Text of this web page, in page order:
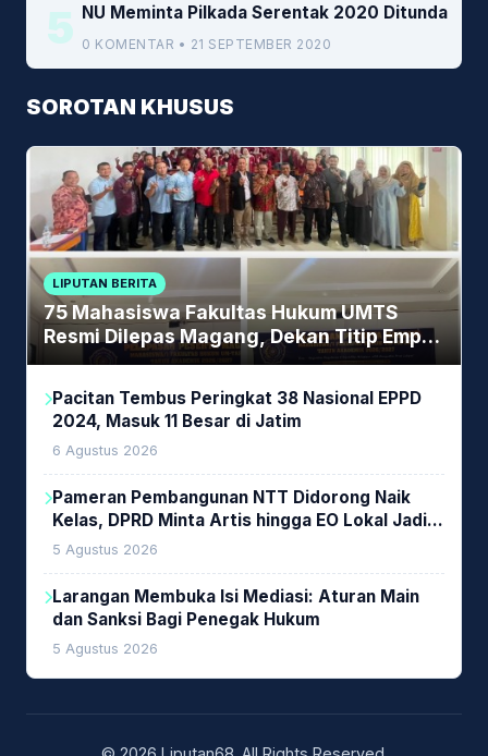
5 NU Meminta Pilkada Serentak 2020 Ditunda
0 KOMENTAR • 21 SEPTEMBER 2020
SOROTAN KHUSUS
LIPUTAN BERITA
75 Mahasiswa Fakultas Hukum UMTS
Resmi Dilepas Magang, Dekan Titip Empat
Pesan Penting
Pacitan Tembus Peringkat 38 Nasional EPPD
2024, Masuk 11 Besar di Jatim
6 Agustus 2026
Pameran Pembangunan NTT Didorong Naik
Kelas, DPRD Minta Artis hingga EO Lokal Jadi
Prioritas
5 Agustus 2026
Larangan Membuka Isi Mediasi: Aturan Main
dan Sanksi Bagi Penegak Hukum
5 Agustus 2026